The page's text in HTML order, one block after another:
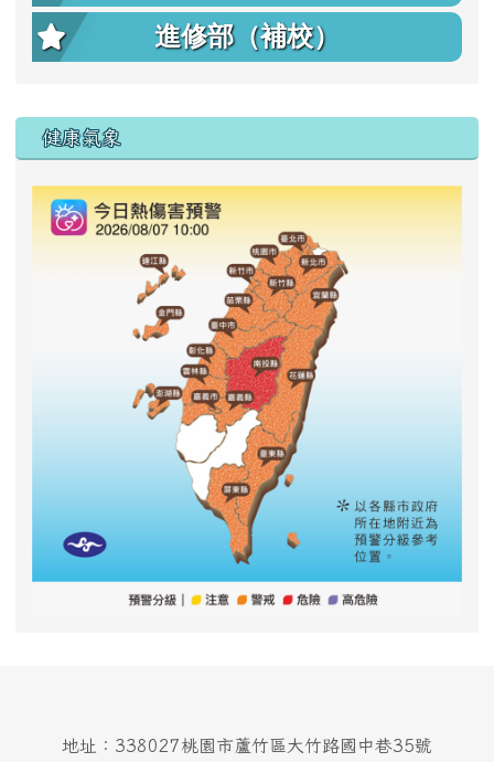
進修部（補校）
右邊區域內容
健康氣象
地址：338027桃園市蘆竹區大竹路國中巷35號